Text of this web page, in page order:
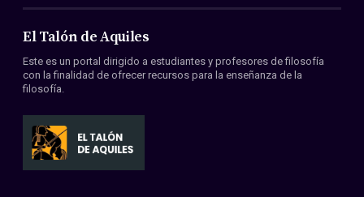
Acerca de nosotros
Miembros
Convenios
El Talón de Aquiles
Este es un portal dirigido a estudiantes y profesores de filosofía
con la finalidad de ofrecer recursos para la enseñanza de la
filosofía.